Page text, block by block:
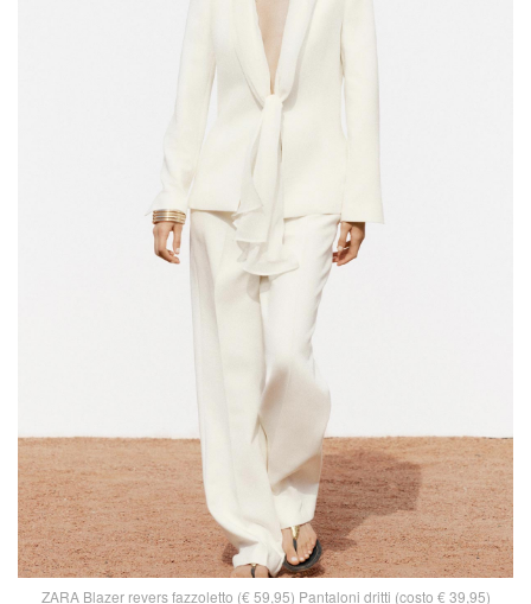
ZARA Blazer revers fazzoletto (€ 59,95) Pantaloni dritti (costo € 39,95)